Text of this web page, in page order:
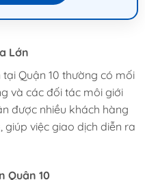
Lớn
Quận 10 thường có mối
và các đối tác môi giới
được nhiều khách hàng
giúp việc giao dịch diễn ra
Quận 10